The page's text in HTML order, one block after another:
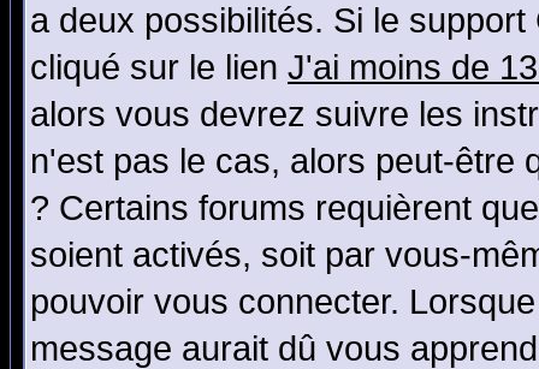
a deux possibilités. Si le
cliqué sur le lien J'ai moins de
alors vous devrez suivre les
n'est pas le cas, alors peut-être
? Certains forums requièrent
soient activés, soit par vous-
pouvoir vous connecter.
message aurait dû vous